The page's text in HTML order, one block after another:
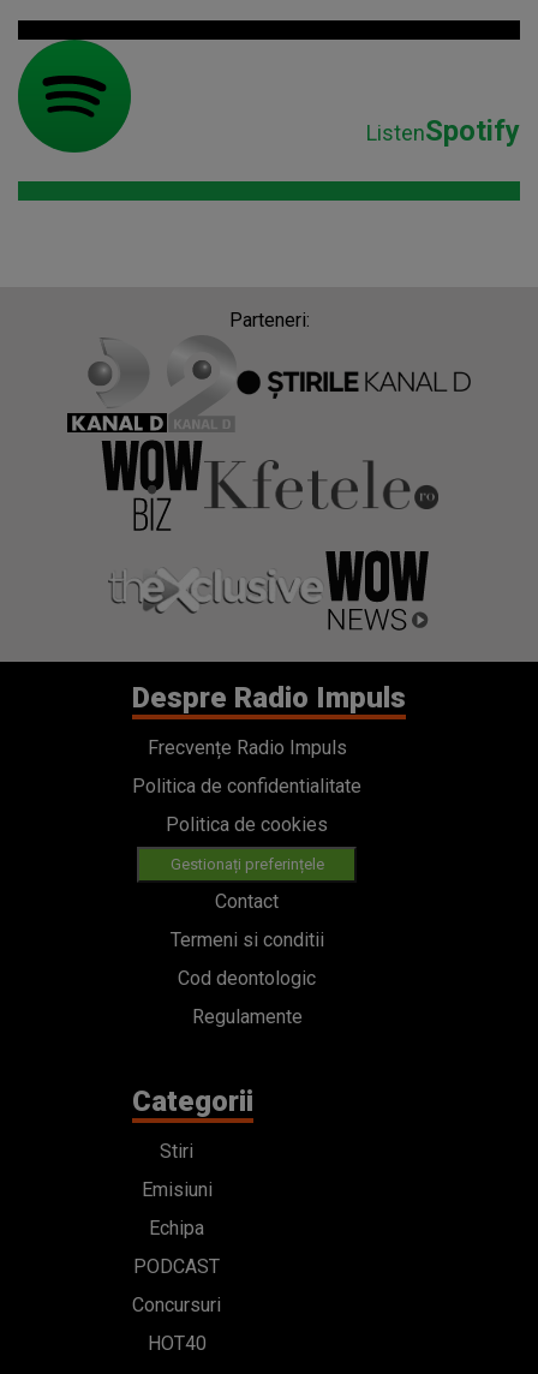
ListenSpotify
Parteneri:
Despre Radio Impuls
Frecvențe Radio Impuls
Politica de confidentialitate
Politica de cookies
Gestionați preferințele
Contact
Termeni si conditii
Cod deontologic
Regulamente
Categorii
Stiri
Emisiuni
Echipa
PODCAST
Concursuri
HOT40